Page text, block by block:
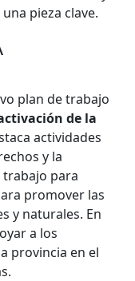
pieza clave.
plan de trabajo
de la
actividades
y la
trabajo para
promover las
y naturales. En
a los
provincia en el